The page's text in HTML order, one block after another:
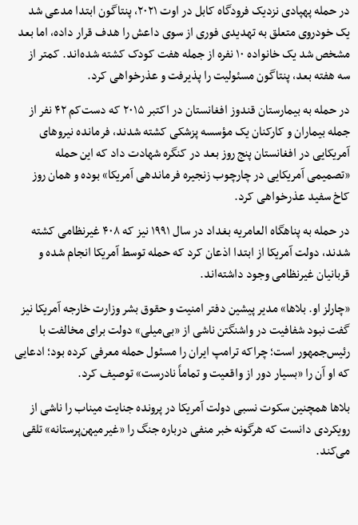
در حمله پهپادی نزدیک فرودگاه کابل در اوت ۲۰۲۱، پنتاگون ابتدا مدعی شد
یک خودروی متعلق به تهدیدی فوری از سوی داعش را هدف قرار داده، اما بعد
مشخص شد یک خانواده ۱۰ نفره از جمله هفت کودک کشته شده‌اند. کمتر از
سه هفته بعد، پنتاگون مسئولیت را پذیرفت و عذرخواهی کرد.
در حمله به بیمارستان قندوز افغانستان در اکتبر ۲۰۱۵ که دست‌کم ۴۲ نفر از
جمله بیماران و کارکنان یک مؤسسه پزشکی کشته شدند، فرمانده نیروهای
آمریکایی در افغانستان پنج روز بعد در کنگره شهادت داد که این حمله
«تصمیمی آمریکایی در چارچوب زنجیره فرماندهی آمریکا» بوده و همان روز
کاخ سفید عذرخواهی کرد.
در حمله به پناهگاه العامریه بغداد در سال ۱۹۹۱ نیز که ۴۰۸ غیرنظامی کشته
شدند، دولت آمریکا از ابتدا اذعان کرد که حمله توسط آمریکا انجام شده و
قربانیان غیرنظامی وجود داشته‌اند.
«چارلز او. بلاها» مدیر پیشین دفتر امنیت و حقوق بشر وزارت خارجه آمریکا نیز
گفت نبود شفافیت در واشنگتن ناشی از «بی‌میلی» دولت برای مخالفت با
رئیس‌جمهور است؛ چراکه ترامپ ایران را مسئول حمله معرفی کرده بود؛ ادعایی
که او آن را «بسیار دور از واقعیت و تماماً نادرست» توصیف کرد.
بلاها همچنین سکوت نسبی دولت آمریکا در پرونده جنایت میناب را ناشی از
رویکردی دانست که هرگونه خبر منفی درباره جنگ را «غیرمیهن‌پرستانه» تلقی
می‌کند.